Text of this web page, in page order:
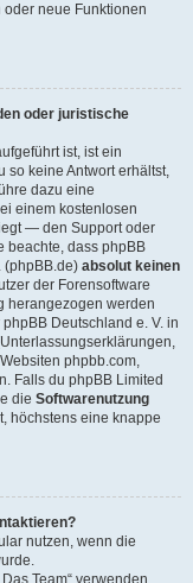
neue Funktionen
oder juristische
ist, ist ein
so keine Antwort erhältst,
dazu eine
einem kostenlosen
— den Support oder
beachte, dass phpBB
(phpBB.de) absolut keinen
der Forensoftware
herangezogen werden
Deutschland e. V. in
phpbb.com,
Falls du phpBB Limited
die Softwarenutzung
höchstens eine knappe
nutzen, wenn die
Team“ verwenden.